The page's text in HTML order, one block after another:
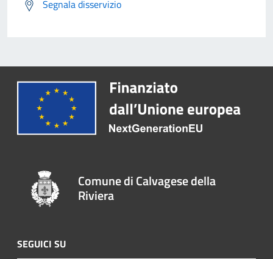
Segnala disservizio
Comune di Calvagese della
Riviera
SEGUICI SU